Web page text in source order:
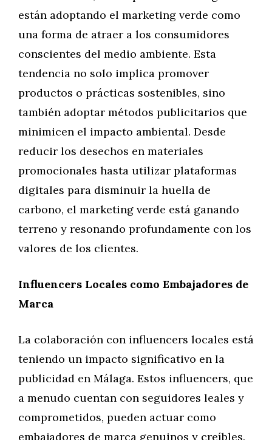
están adoptando el marketing verde como
una forma de atraer a los consumidores
conscientes del medio ambiente. Esta
tendencia no solo implica promover
productos o prácticas sostenibles, sino
también adoptar métodos publicitarios que
minimicen el impacto ambiental. Desde
reducir los desechos en materiales
promocionales hasta utilizar plataformas
digitales para disminuir la huella de
carbono, el marketing verde está ganando
terreno y resonando profundamente con los
valores de los clientes.
Influencers Locales como Embajadores de
Marca
La colaboración con influencers locales está
teniendo un impacto significativo en la
publicidad en Málaga. Estos influencers, que
a menudo cuentan con seguidores leales y
comprometidos, pueden actuar como
embajadores de marca genuinos y creíbles.